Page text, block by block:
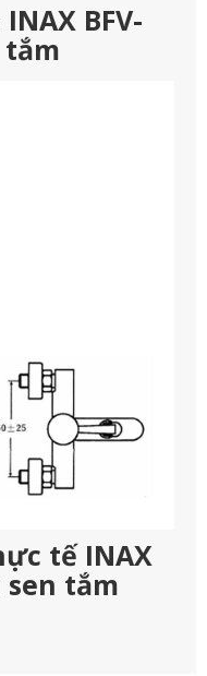
BFV-
tắm
tế INAX
sen tắm